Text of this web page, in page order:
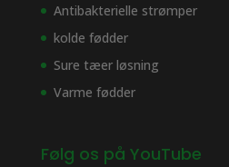
Antibakterielle strømper
kolde fødder
Sure tæer løsning
Varme fødder
Følg os på YouTube